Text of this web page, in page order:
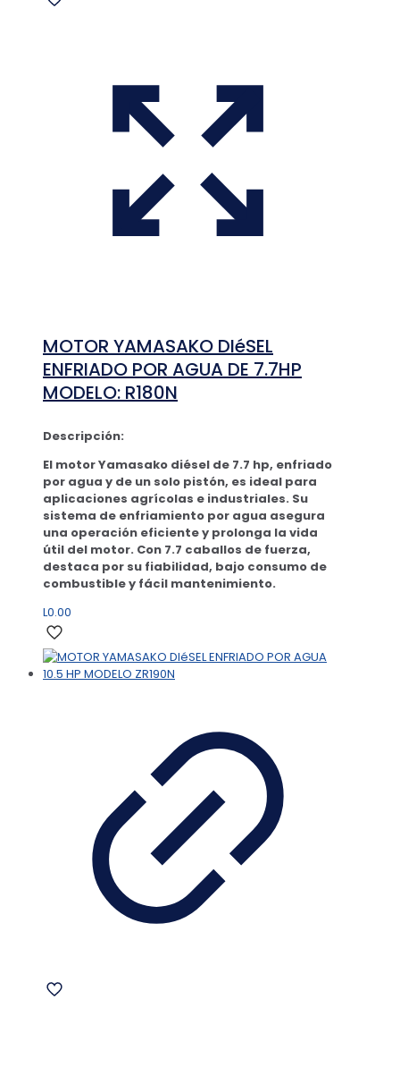
MOTOR YAMASAKO DIéSEL
ENFRIADO POR AGUA DE 7.7HP
MODELO: R180N
Descripción:
El motor Yamasako diésel de 7.7 hp, enfriado
por agua y de un solo pistón, es ideal para
aplicaciones agrícolas e industriales. Su
sistema de enfriamiento por agua asegura
una operación eficiente y prolonga la vida
útil del motor. Con 7.7 caballos de fuerza,
destaca por su fiabilidad, bajo consumo de
combustible y fácil mantenimiento.
L0.00